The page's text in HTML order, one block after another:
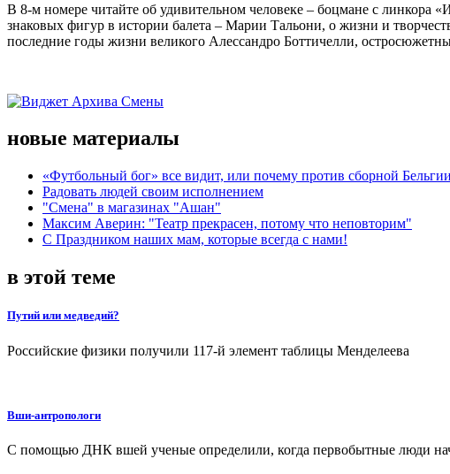
В 8-м номере читайте об удивительном человеке – боцмане с линкора
знаковых фигур в истории балета – Марии Тальони, о жизни и
последние годы жизни великого Алессандро Боттичелли,
новые материалы
«Футбольный бог» все видит, или почему против сборной
Радовать людей своим исполнением
"Смена" в магазинах "Ашан"
Максим Аверин: "Театр прекрасен, потому что неповторим"
С Праздником наших мам, которые всегда с нами!
в этой теме
Путий или медведий?
Российские физики получили 117-й элемент таблицы Менделеева
Вши-антропологи
С помощью ДНК вшей ученые определили, когда первобытные люди